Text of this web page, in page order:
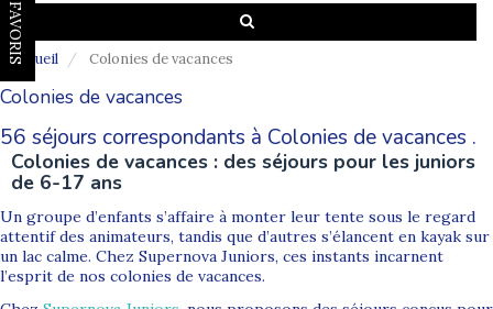
FAVORIS
Accueil Colonies de vacances
Colonies de vacances
56 séjours correspondants à Colonies de vacances .
Colonies de vacances : des séjours pour les juniors
de 6-17 ans
Un groupe d’enfants s’affaire à monter leur tente sous le regard
attentif des animateurs, tandis que d’autres s’élancent en kayak sur
un lac calme. Chez Supernova Juniors, ces instants incarnent
l’esprit de nos colonies de vacances.